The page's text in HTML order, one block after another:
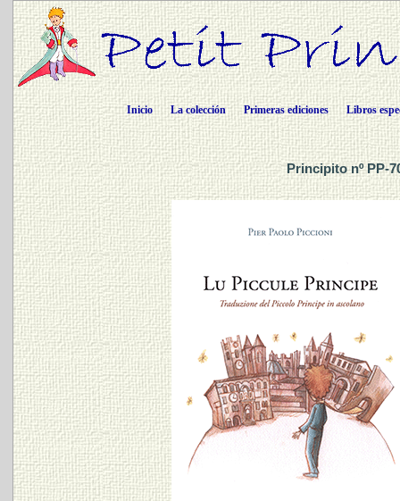
Inicio La colección Primeras ediciones Libros
Principito nº PP-